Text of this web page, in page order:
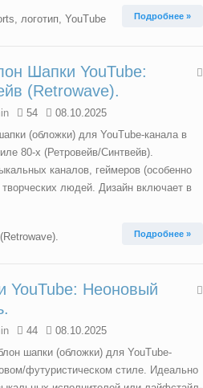
, логотип, YouTube Подробнее »
Шапки YouTube:
(Retrowave).
54
08.10.2025
(обложки) для YouTube-канала в
80-х (Ретровейв/Синтвейв).
каналов, геймеров (особенно
творческих людей. Дизайн включает в
(Retrowave). Подробнее »
YouTube: Неоновый
44
08.10.2025
шапки (обложки) для YouTube-
футуристическом стиле. Идеально